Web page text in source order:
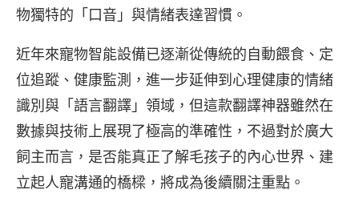
物獨特的「口音」與情緒表達習慣。
近年來寵物智能設備已逐漸從傳統的自動餵食、定
位追蹤、健康監測，進一步延伸到心理健康的情緒
識別與「語言翻譯」領域，但這款翻譯神器雖然在
數據與技術上展現了極高的準確性，不過對於廣大
飼主而言，是否能真正了解毛孩子的內心世界、建
立起人寵溝通的橋樑，將成為後續關注重點。